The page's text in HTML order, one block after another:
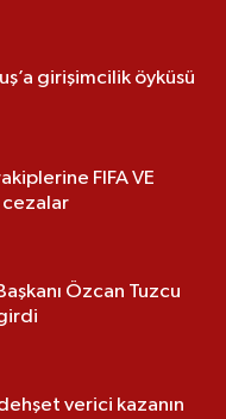
girişimcilik öyküsü
FIFA VE
cezalar
Özcan Tuzcu
verici kazanın